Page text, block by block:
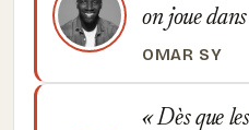
on joue
OMAR SY
Dès que